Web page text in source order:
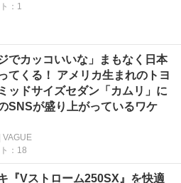
：1
ジでカッコいいな」まもなく日本
てくる！ アメリカ生まれのトヨ
ッドサイズセダン「カムリ」に
SNSが盛り上がっているワケ
VAGUE
：18
『Vストローム250SX』を快適